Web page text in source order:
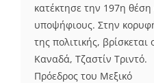
κατέκτησε την 197η
υποψήφιους. Στην
της πολιτικής,
Καναδά, Τζαστίν
Πρόεδρος